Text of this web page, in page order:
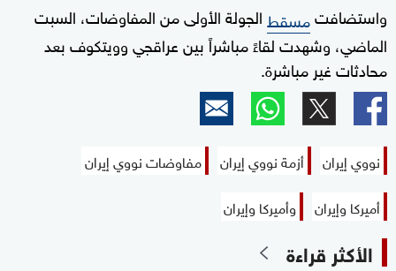
واستضافتمسقطالجولة الأولى من المفاوضات، السبت
الماضي، وشهدت لقاءً مباشراً بين عراقجي وويتكوف بعد
محادثات غير مباشرة.
نووي إيران أزمة نووي إيران
مفاوضات نووي إيران
أميركا وإيران
وأميركا وإيران
الأكثر قراءة